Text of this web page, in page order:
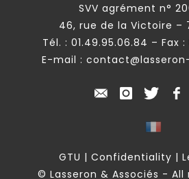
SVV agrément n°
46, rue de la Victoire –
Tél. : 01.49.95.06.84 – Fax
E-mail :
GTU | Confidentiality |
© Lasseron & Associés - All